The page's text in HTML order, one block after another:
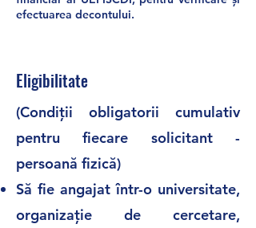
efectuarea decontului.
Eligibilitate
(Condiții obligatorii cumulativ
pentru fiecare solicitant -
persoană fizică)
Să fie angajat într-o universitate,
organizație de cercetare,